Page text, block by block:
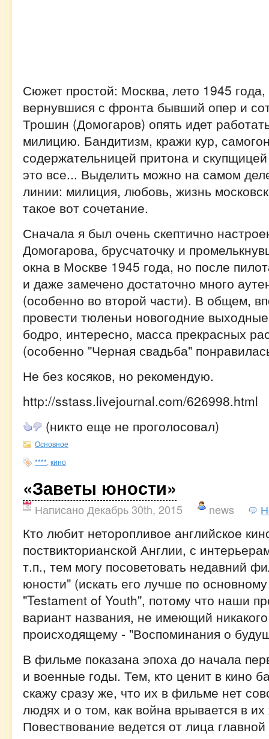
Сюжет простой: Москва, лето 1945 года,
вернувшися с фронта бывший опер и
Трошин (Домогаров) опять идет
милицию. Бандитизм, кражи кур,
содержательницей притона и
это все... Выделить можно на самом
линии: милиция, любовь, жизнь
такое вот сочетание.
Сначала я был очень скептично
Домогарова, брусчаточку и
окна в Москве 1945 года, но после
и даже замечено достаточно много
(особенно во второй части). В общем,
провести тюленьи новогодние
бодро, интересно, масса прекрасных
(особенно "Черная свадьба"
Не без косяков, но рекомендую.
http://sstass.livejournal.com/626998.html
(никто еще не проголосовал)
Основное
**** кино
«Заветы юности»
Написано Декабрь 30th, 2015 news
Кто любит неторопливое английское
поствикторианской Англии, с
т.п., тем могу посоветовать недавний
юности" (искать его лучше по
"Testament of Youth", потому что наши
вариант названия, не имеющий
происходящему - "Воспоминания о
В фильме показана эпоха до начала
и военные годы. Тем, кто ценит в кино
скажу сразу же, что их в фильме нет
людях и о том, как война врывается в
Повествование ведется от лица